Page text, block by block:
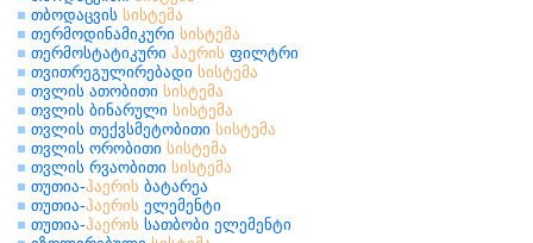
თბოდაცვის სისტემა
თერმოდინამიკური სისტემა
თერმოსტატიკური ჰაერის ფილტრი
თვითრეგულირებადი სისტემა
თვლის ათობითი სისტემა
თვლის ბინარული სისტემა
თვლის თექვსმეტობითი სისტემა
თვლის ორობითი სისტემა
თვლის რვაობითი სისტემა
თუთია-ჰაერის ბატარეა
თუთია-ჰაერის ელემენტი
თუთია-ჰაერის სათბობი ელემენტი